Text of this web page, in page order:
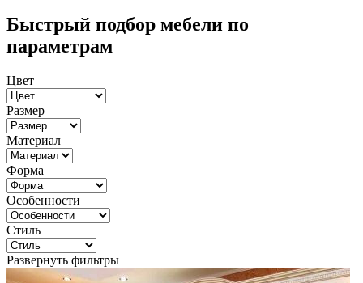
Быстрый подбор мебели по
параметрам
Цвет
Размер
Материал
Форма
Особенности
Стиль
Развернуть фильтры